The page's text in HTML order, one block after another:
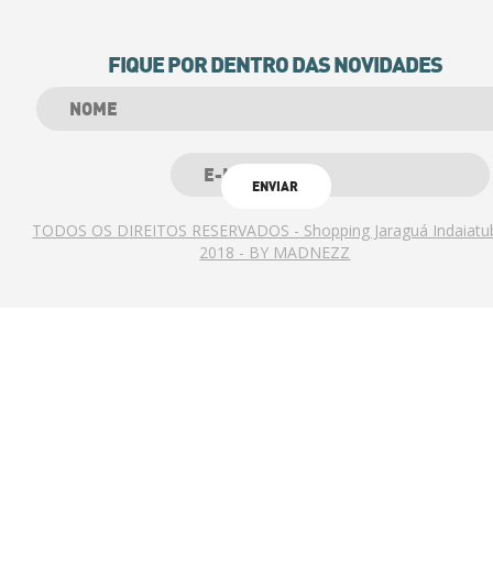
FIQUE POR DENTRO DAS NOVIDADES
TODOS OS DIREITOS RESERVADOS - Shopping Jaraguá
2018 - BY MADNEZZ